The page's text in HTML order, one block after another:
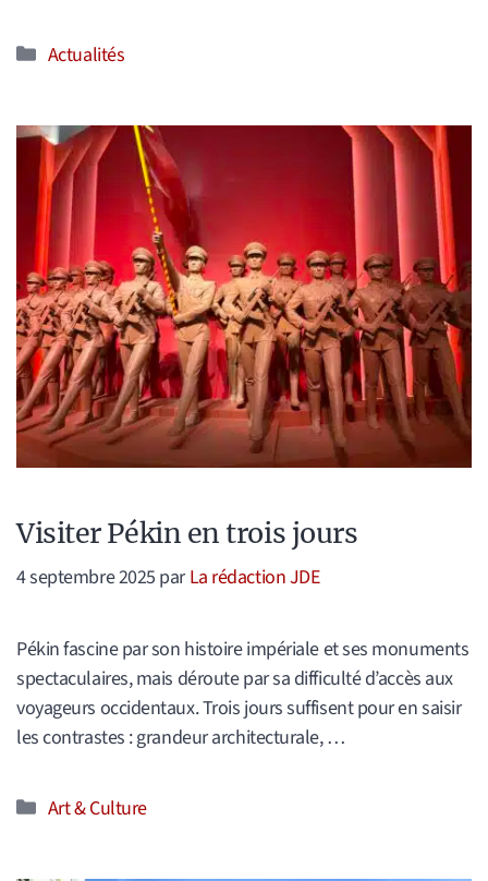
Catégories
Actualités
Visiter Pékin en trois jours
4 septembre 2025 parLa rédaction JDE
Pékin fascine par son histoire impériale et ses monuments
spectaculaires, mais déroute par sa difficulté d’accès aux
voyageurs occidentaux. Trois jours suffisent pour en saisir
les contrastes : grandeur architecturale, …
Catégories
Art & Culture